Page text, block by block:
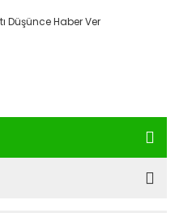
Düşünce Haber Ver